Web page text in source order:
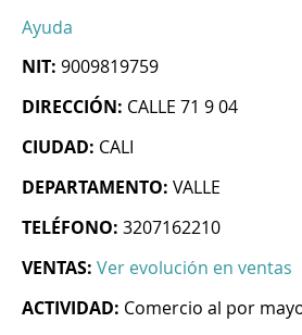
Ayuda
NIT: 9009819759
DIRECCIÓN: CALLE 71 9 04
CIUDAD: CALI
DEPARTAMENTO: VALLE
TELÉFONO: 3207162210
VENTAS: Ver evolución en ventas
ACTIVIDAD: Comercio al por